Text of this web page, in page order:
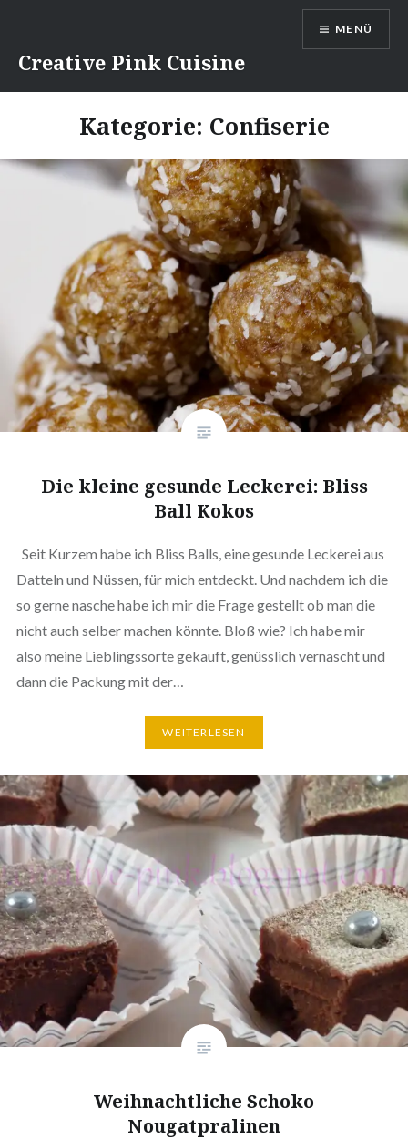
InhaltCreative Pink Cuisine
MENÜ
Kategorie: Confiserie
Die kleine gesunde Leckerei: Bliss
Ball Kokos
Seit Kurzem habe ich Bliss Balls, eine gesunde Leckerei aus
Datteln und Nüssen, für mich entdeckt. Und nachdem ich die
so gerne nasche habe ich mir die Frage gestellt ob man die
nicht auch selber machen könnte. Bloß wie? Ich habe mir
also meine Lieb­lings­sor­te gekauft, genüss­lich vernascht und
dann die Packung mit der…
WEI­TER­LE­SEN
Weih­nacht­li­che Schoko
Nougatpralinen